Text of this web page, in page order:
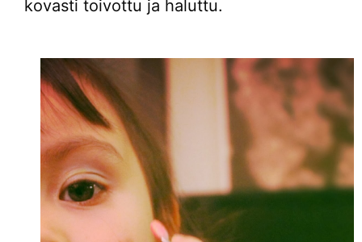
kovasti toivottu ja haluttu.